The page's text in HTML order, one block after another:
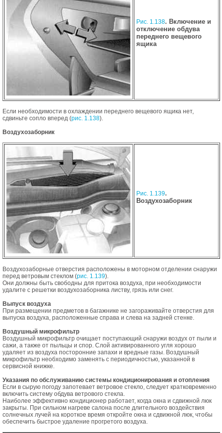
Рис. 1.138. Включение и
отключение обдува
переднего вещевого
ящика
Если необходимости в охлаждении переднего вещевого ящика нет,
сдвиньте сопло вперед (рис. 1.138).
Воздухозаборник
Рис. 1.139.
Воздухозаборник
Воздухозаборные отверстия расположены в моторном отделении снаружи
перед ветровым стеклом (рис. 1.139).
Они должны быть свободны для притока воздуха, при необходимости
удалите с решетки воздухозаборника листву, грязь или снег.
Выпуск воздуха
При размещении предметов в багажнике не загораживайте отверстия для
выпуска воздуха, расположенные справа и слева на задней стенке.
Воздушный микрофильтр
Воздушный микрофильтр очищает поступающий снаружи воздух от пыли и
сажи, а также от пыльцы и спор. Слой активированного угля хорошо
удаляет из воздуха посторонние запахи и вредные газы. Воздушный
микрофильтр необходимо заменять с периодичностью, указанной в
сервисной книжке.
Указания по обслуживанию системы кондиционирования и отопления
Если в сырую погоду запотевает ветровое стекло, следует кратковременно
включить систему обдува ветрового стекла.
Наиболее эффективно кондиционер работает, когда окна и сдвижной люк
закрыты. При сильном нагреве салона после длительного воздействия
солнечных лучей на короткое время откройте окна и сдвижной люк, чтобы
обеспечить быстрое удаление прогретого воздуха.